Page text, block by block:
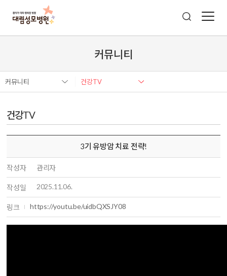
커뮤니티
커뮤니티 건강TV
건강TV
3기 유방암 치료 전략!
작성자 관리자
작성일 2025.11.06.
링크 https://youtu.be/uidbQXSJY08